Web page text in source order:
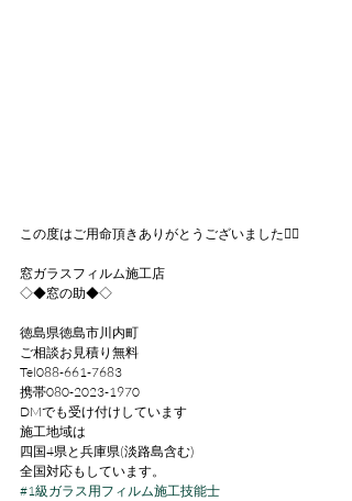
この度はご用命頂きありがとうございました🙇‍♂
窓ガラスフィルム施工店
◇◆窓の助◆◇
徳島県徳島市川内町
ご相談お見積り無料
Tel088-661-7683
携帯080-2023-1970
DMでも受け付けしています
施工地域は
四国4県と兵庫県(淡路島含む)
全国対応もしています。
#1級ガラス用フィルム施工技能士